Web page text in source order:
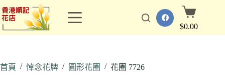
跳
至
主
容
購
物
車
$0.00
首頁 / 悼念花牌 / 圓形花圈 / 花圈 7726